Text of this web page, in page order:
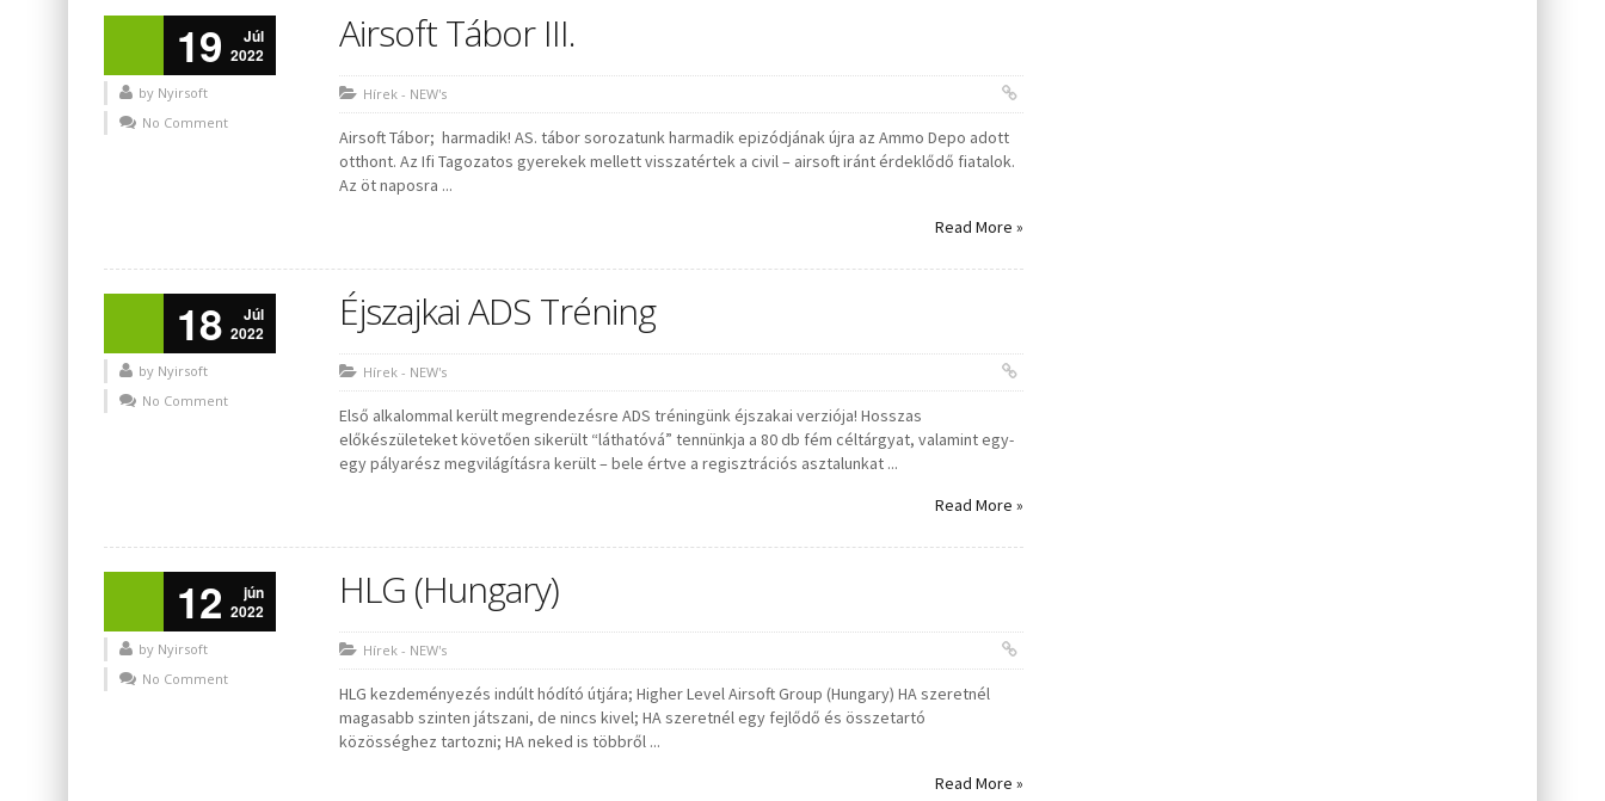
19
Júl
2022
by Nyirsoft
No Comment
Airsoft Tábor III.
Hírek - NEW's
Airsoft Tábor; harmadik! AS. tábor sorozatunk harmadik epizódjának újra az Ammo Depo adott
otthont. Az Ifi Tagozatos gyerekek mellett visszatértek a civil – airsoft iránt érdeklődő fiatalok.
Az öt naposra ...
Read More »
18
Júl
2022
by Nyirsoft
No Comment
Éjszajkai ADS Tréning
Hírek - NEW's
Első alkalommal került megrendezésre ADS tréningünk éjszakai verziója! Hosszas
előkészületeket követően sikerült “láthatóvá” tennünkja a 80 db fém céltárgyat, valamint egy-
egy pályarész megvilágításra került – bele értve a regisztrációs asztalunkat ...
Read More »
12
jún
2022
by Nyirsoft
No Comment
HLG (Hungary)
Hírek - NEW's
HLG kezdeményezés indúlt hódító útjára; Higher Level Airsoft Group (Hungary) HA szeretnél
magasabb szinten játszani, de nincs kivel; HA szeretnél egy fejlődő és összetartó
közösséghez tartozni; HA neked is többről ...
Read More »